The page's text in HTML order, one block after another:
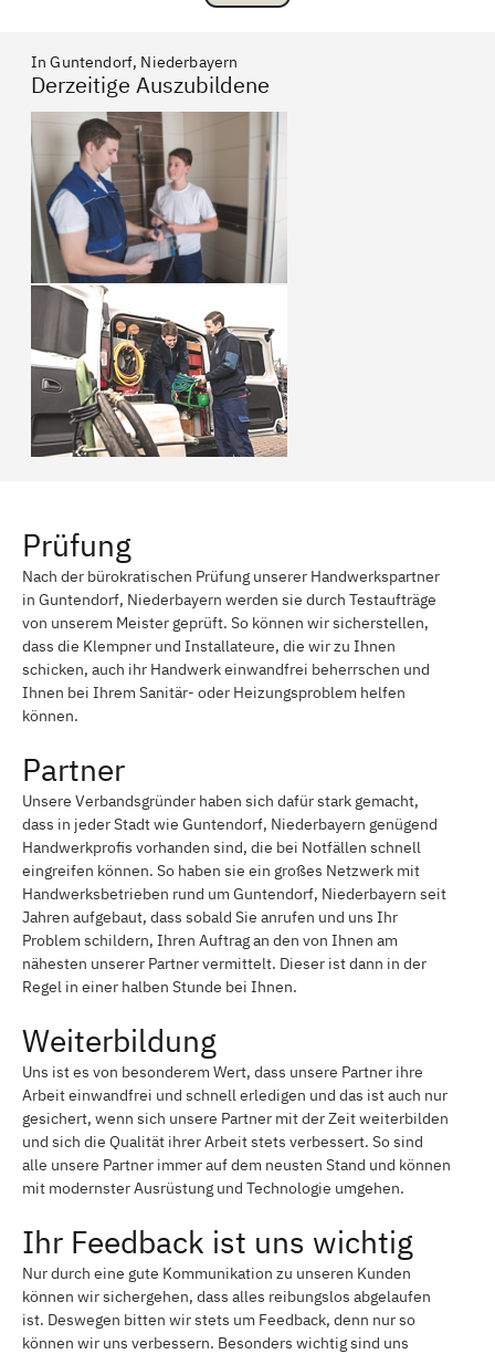
In Guntendorf, Niederbayern
Derzeitige Auszubildene
Prüfung
Nach der bürokratischen Prüfung unserer Handwerkspartner
in Guntendorf, Niederbayern werden sie durch Testaufträge
von unserem Meister geprüft. So können wir sicherstellen,
dass die Klempner und Installateure, die wir zu Ihnen
schicken, auch ihr Handwerk einwandfrei beherrschen und
Ihnen bei Ihrem Sanitär- oder Heizungsproblem helfen
können.
Partner
Unsere Verbandsgründer haben sich dafür stark gemacht,
dass in jeder Stadt wie Guntendorf, Niederbayern genügend
Handwerkprofis vorhanden sind, die bei Notfällen schnell
eingreifen können. So haben sie ein großes Netzwerk mit
Handwerksbetrieben rund um Guntendorf, Niederbayern seit
Jahren aufgebaut, dass sobald Sie anrufen und uns Ihr
Problem schildern, Ihren Auftrag an den von Ihnen am
nähesten unserer Partner vermittelt. Dieser ist dann in der
Regel in einer halben Stunde bei Ihnen.
Weiterbildung
Uns ist es von besonderem Wert, dass unsere Partner ihre
Arbeit einwandfrei und schnell erledigen und das ist auch nur
gesichert, wenn sich unsere Partner mit der Zeit weiterbilden
und sich die Qualität ihrer Arbeit stets verbessert. So sind
alle unsere Partner immer auf dem neusten Stand und können
mit modernster Ausrüstung und Technologie umgehen.
Ihr Feedback ist uns wichtig
Nur durch eine gute Kommunikation zu unseren Kunden
können wir sichergehen, dass alles reibungslos abgelaufen
ist. Deswegen bitten wir stets um Feedback, denn nur so
können wir uns verbessern. Besonders wichtig sind uns